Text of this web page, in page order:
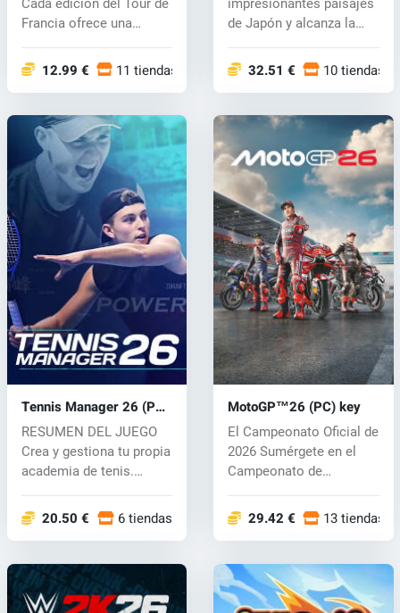
Francia ofrece una
12.99 € 11 tiendas
de Japón y alcanza la
32.51 € 10 tiendas
Tennis Manager 26 (PC)
key
RESUMEN DEL JUEGO
Crea y gestiona tu propia
academia de tenis.
20.50 € 6 tiendas
MotoGP™26 (PC) key
El Campeonato Oficial de
2026 Sumérgete en el
Campeonato de
29.42 € 13 tiendas